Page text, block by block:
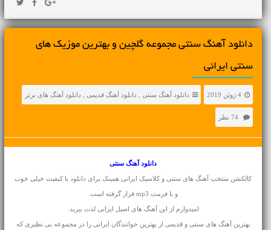
دانلود آهنگ سنتی مجموعه گلچین و بهترین موزیک های
سنتی ایرانی
4 ژوئن 2019 دانلود آهنگ سنتی دانلود آهنگ قدیمی دانلود آهنگ های برتر
دانلود آهنگ سنتی
کالکشن منتخب آهنگ های سنتی و کلاسیک ایرانی همینک برای دانلود با کیفیت خیلی خوب
و با فرمت mp3 قرار گرفته است.
امیدوارم از اینآهنگ های اصیل ایرانی لذت ببرید.
بهترین آهنگ هایسنتی وقدیمی از بهترین خوانندگان ایرانی را در مجموعه بی نظیری که